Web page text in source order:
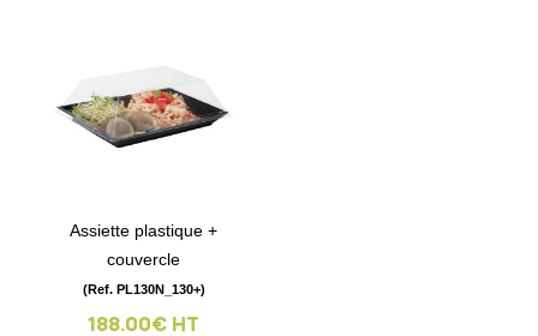
Assiette plastique +
couvercle
(Ref. PL130N_130+)
188.00€ HT